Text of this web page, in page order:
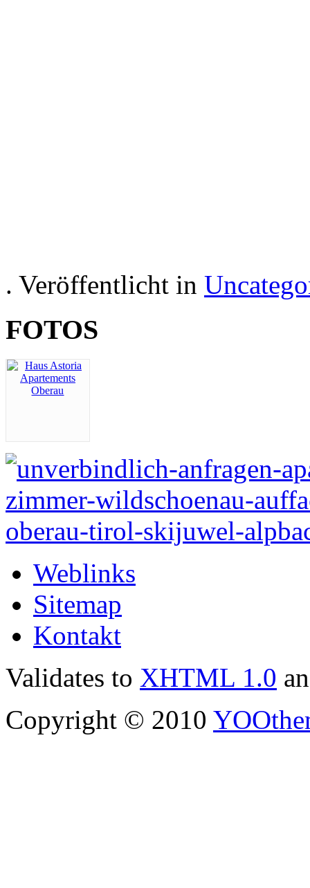
. Veröffentlicht in
FOTOS
Weblinks
Sitemap
Kontakt
Validates to XHTML 1.0
Copyright © 2010